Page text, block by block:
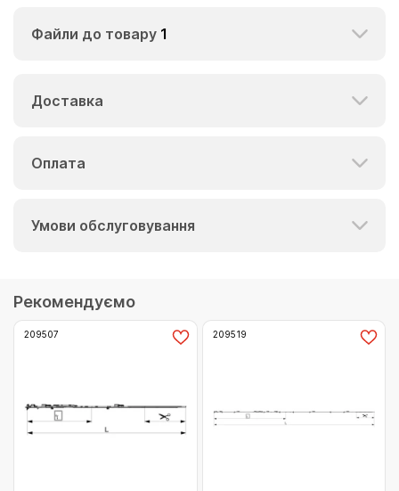
Файли до товару 1
Доставка
Оплата
Умови обслуговування
Рекомендуємо
209507 209519